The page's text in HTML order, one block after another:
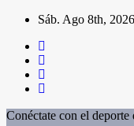
Saltar
contenido
Sáb. Ago 8th, 2026
Conéctate con el deporte